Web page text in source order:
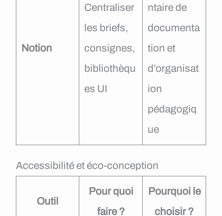
Notion
Centraliser
les briefs,
consignes,
bibliothèqu
es UI
ntaire de
documenta
tion et
d’organisat
ion
pédagogiq
ue
Accessibilité et éco-conception
Outil
Pour quoi
faire ?
Pourquoi le
choisir ?